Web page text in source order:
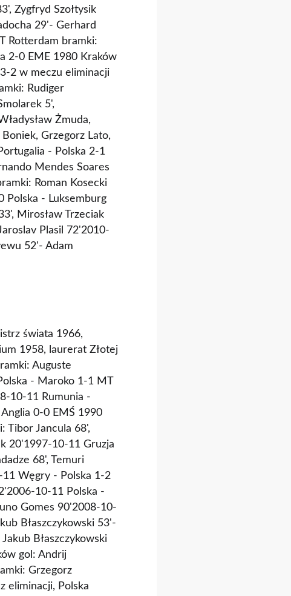
Zygfryd Szołtysik
29'- Gerhard
Rotterdam bramki:
2-0 EME 1980 Kraków
2 w meczu eliminacji
Rudiger
5',
Żmuda,
Grzegorz Lato,
- Polska 2-1
Mendes Soares
Roman Kosecki
Polska - Luksemburg
Mirosław Trzeciak
Plasil 72'2010-
52'- Adam
świata 1966,
1958, laurerat Złotej
Auguste
- Maroko 1-1 MT
10-11 Rumunia -
0-0 EMŚ 1990
Tibor Jancula 68',
20'1997-10-11 Gruzja
68', Temuri
Węgry - Polska 1-2
10-11 Polska -
Gomes 90'2008-10-
Błaszczykowski 53'-
Błaszczykowski
gol: Andrij
Grzegorz
eliminacji, Polska